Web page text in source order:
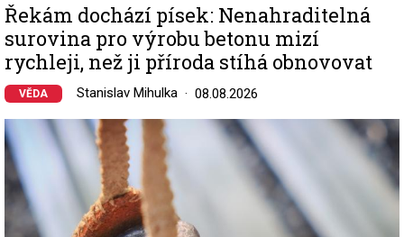
Řekám dochází písek: Nenahraditelná
surovina pro výrobu betonu mizí
rychleji, než ji příroda stíhá obnovovat
VĚDA Stanislav Mihulka 08.08.2026
Image